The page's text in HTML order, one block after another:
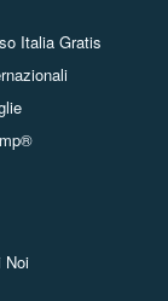
Italia Gratis
Noi